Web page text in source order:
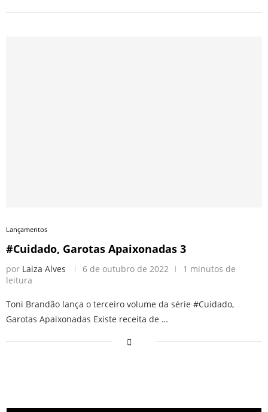
Lançamentos
#Cuidado, Garotas Apaixonadas 3
por Laiza Alves 6 de outubro de 2022
1 minutos de
leitura
Toni Brandão lança o terceiro volume da série #Cuidado,
Garotas Apaixonadas Existe receita de …